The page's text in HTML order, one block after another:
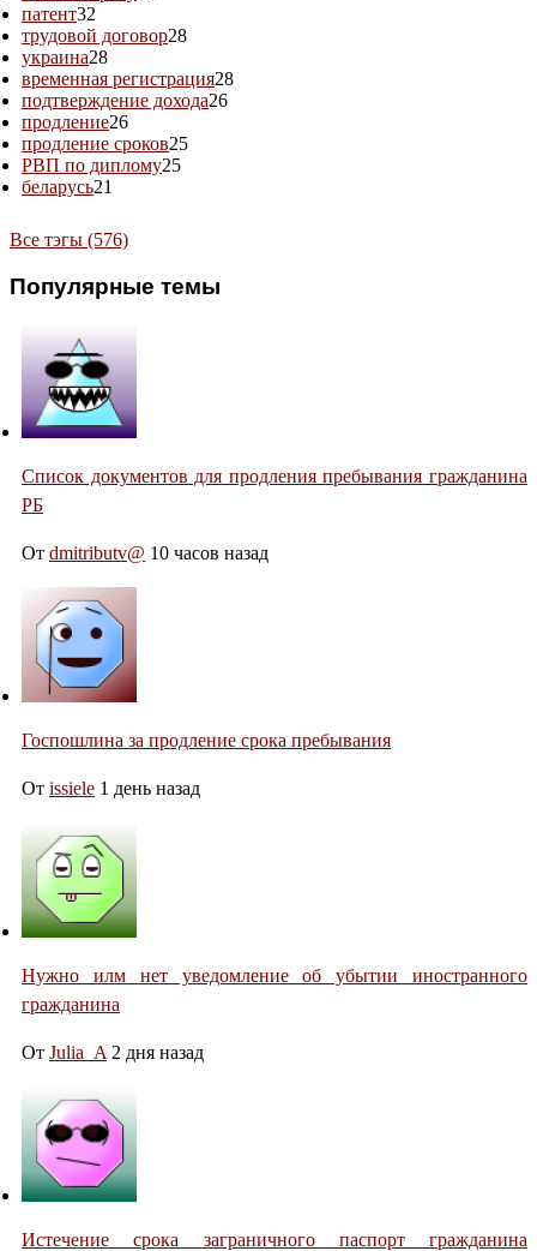
патент32
трудовой договор28
украина28
временная регистрация28
подтверждение дохода26
продление26
продление сроков25
РВП по диплому25
беларусь21
Все тэгы (576)
Популярные темы
Список документов для продления пребывания гражданина
РБ
От dmitributv@ 10 часов назад
Госпошлина за продление срока пребывания
От issiele 1 день назад
Нужно илм нет уведомление об убытии иностранного
гражданина
От Julia_A 2 дня назад
Истечение срока заграничного паспорт гражданина